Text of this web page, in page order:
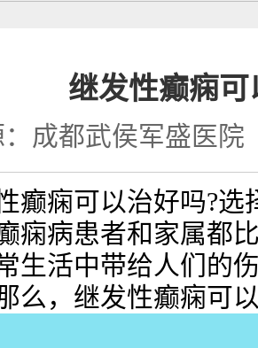
继发性癫痫
：成都武侯军盛医
痫可以治好吗?选
痫病患者和家属都
生活中带给人们的
么，继发性癫痫可